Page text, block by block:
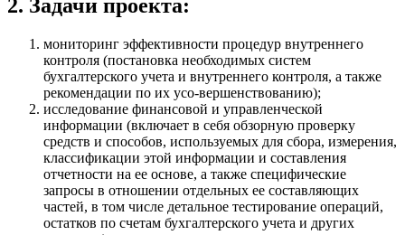
2. Задачи проекта:
мониторинг эффективности процедур внутреннего
контроля (постановка необходимых систем
бухгалтерского учета и внутреннего контроля, а также
рекомендации по их усо-вершенствованию);
исследование финансовой и управленческой
информации (включает в себя обзорную проверку
средств и способов, используемых для сбора, измерения,
классификации этой информации и составления
отчетности на ее основе, а также специфические
запросы в отношении отдельных ее составляющих
частей, в том числе детальное тестирование операций,
остатков по счетам бухгалтерского учета и других